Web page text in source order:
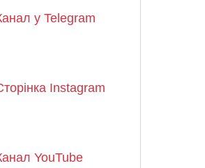
у Telegram
Instagram
YouTube